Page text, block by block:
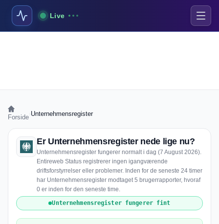
Live
Forside Unternehmensregister
Er Unternehmensregister nede lige nu?
Unternehmensregister fungerer normalt i dag (7 August 2026).
Entireweb Status registrerer ingen igangværende
driftsforstyrrelser eller problemer. Inden for de seneste 24 timer
har Unternehmensregister modtaget 5 brugerrapporter, hvoraf
0 er inden for den seneste time.
Unternehmensregister fungerer fint